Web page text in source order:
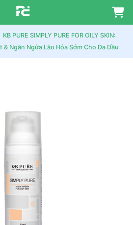
KB PURE SIMPLY PURE FOR OILY SKIN:
& Ngăn Ngừa Lão Hóa Sớm Cho Da Dầu